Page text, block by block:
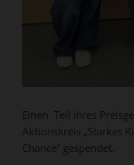
Einen Teil ihres
Aktionskreis „Starkes
Chance“ gespendet.